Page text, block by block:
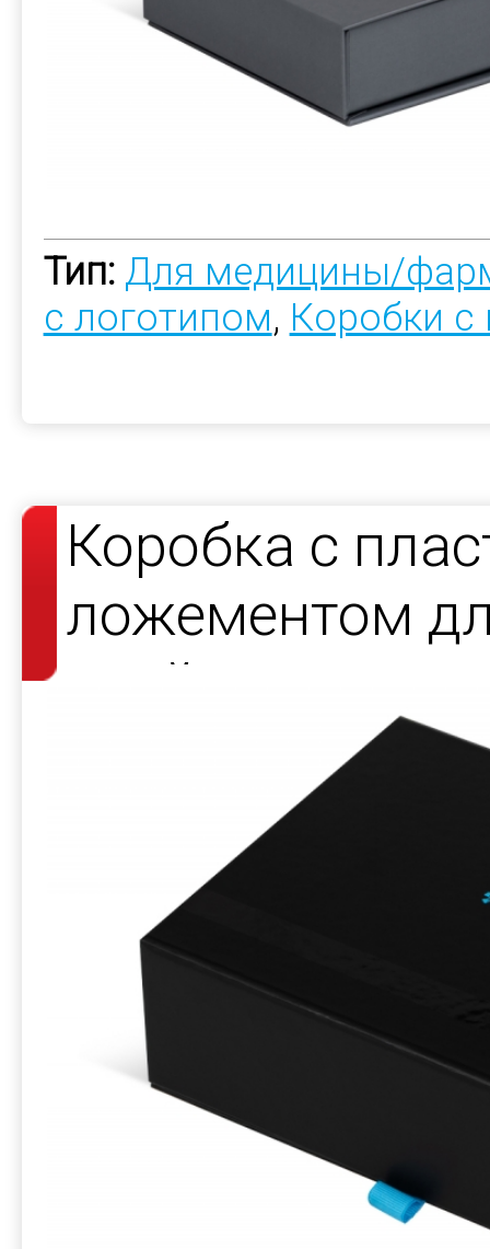
Тип: Для медицины/
с логотипом, Коробки с
Коробка с
ложементом
элайнерами